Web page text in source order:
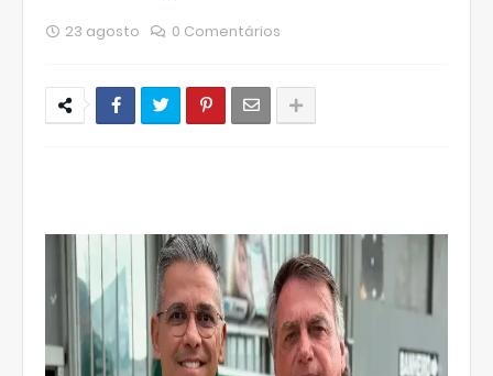
23 agosto 0 Comentários